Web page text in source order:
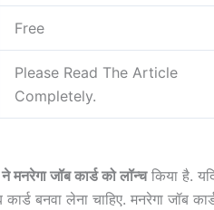
Free
Please Read The Article
Completely.
मनरेगा जॉब कार्ड को लॉन्चकिया है.
बनवा लेना चाहिए. मनरेगा जॉब